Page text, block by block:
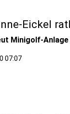
Eickel
Minigolf-Anlage
07:07